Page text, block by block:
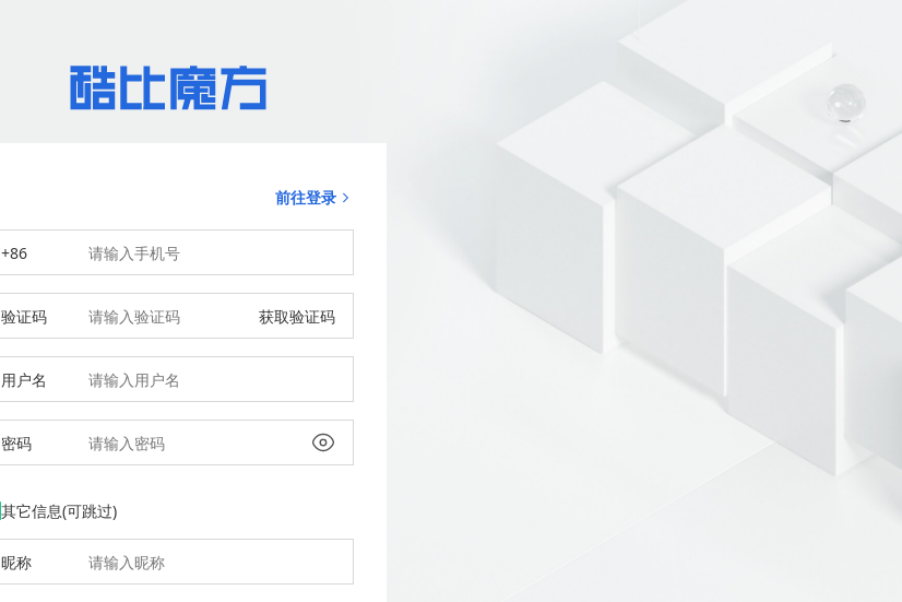
前往登录
+86
验证码 获取验证码
用户名
密码
其它信息(可跳过)
昵称